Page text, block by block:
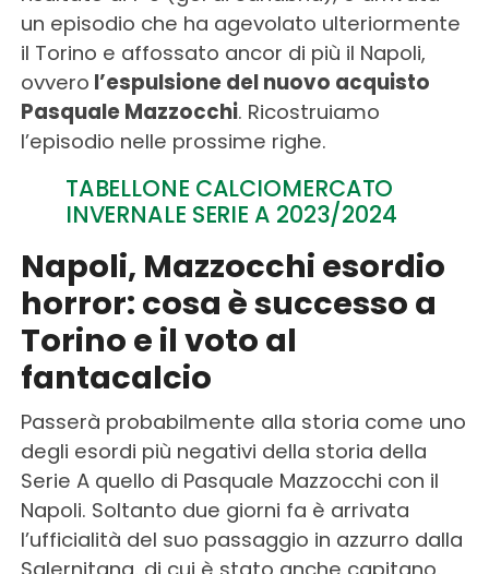
un episodio che ha agevolato ulteriormente
il Torino e affossato ancor di più il Napoli,
ovvero l’espulsione del nuovo acquisto
Pasquale Mazzocchi. Ricostruiamo
l’episodio nelle prossime righe.
TABELLONE CALCIOMERCATO
INVERNALE SERIE A 2023/2024
Napoli, Mazzocchi esordio
horror: cosa è successo a
Torino e il voto al
fantacalcio
Passerà probabilmente alla storia come uno
degli esordi più negativi della storia della
Serie A quello di Pasquale Mazzocchi con il
Napoli. Soltanto due giorni fa è arrivata
l’ufficialità del suo passaggio in azzurro dalla